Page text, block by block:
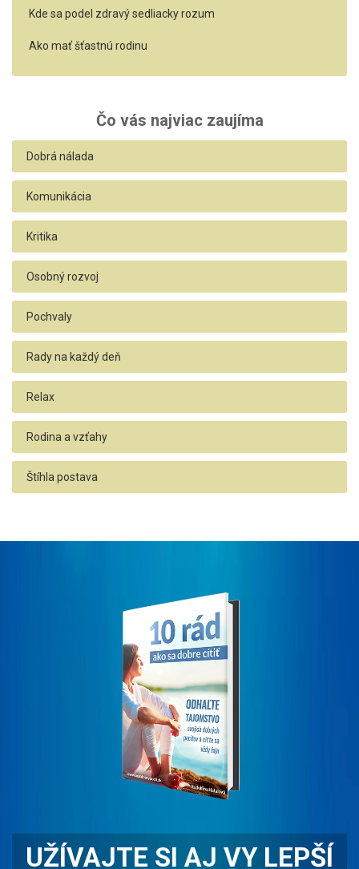
Kde sa podel zdravý sedliacky rozum
Ako mať šťastnú rodinu
Čo vás najviac zaujíma
Dobrá nálada
Komunikácia
Kritika
Osobný rozvoj
Pochvaly
Rady na každý deň
Relax
Rodina a vzťahy
Štíhla postava
UŽÍVAJTE SI AJ VY LEPŠÍ